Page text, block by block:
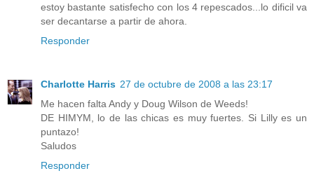
estoy bastante satisfecho con los 4 repescados...lo dificil va
ser decantarse a partir de ahora.
Responder
Charlotte Harris 27 de octubre de 2008 a las 23:17
Me hacen falta Andy y Doug Wilson de Weeds!
DE HIMYM, lo de las chicas es muy fuertes. Si Lilly es un
puntazo!
Saludos
Responder